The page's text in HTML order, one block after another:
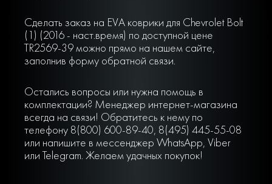
Сделать заказ на EVA коврики для Chevrolet Bolt
(1) (2016 - наст.время) по доступной цене
TR2569-39 можно прямо на нашем сайте,
заполнив форму обратной связи.
Остались вопросы или нужна помощь в
комплектации? Менеджер интернет-магазина
всегда на связи! Обратитесь к нему по
телефону 8(800) 600-89-40, 8(495) 445-55-08
или напишите в мессенджер WhatsApp, Viber
или Telegram. Желаем удачных покупок!